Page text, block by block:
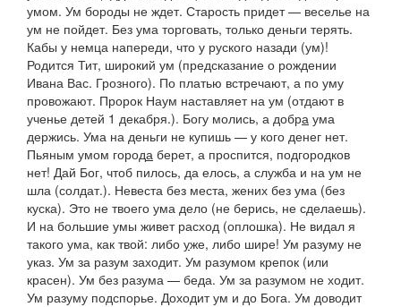
умом. Ум бороды не ждет. Старость придет — веселье на
ум не пойдет. Без ума торговать, только деньги терять.
Кабы у немца напереди, что у руского назади (ум)!
Родится Тит, широкий ум (предсказание о рождении
Ивана Вас. Грозного). По платью встречают, а по уму
провожают. Пророк Наум наставляет на ум (отдают в
ученье детей 1 декабря.). Богу молись, а добра ума
держись. Ума на деньги не купишь — у кого денег нет.
Пьяным умом города берет, а проспится, подгородков
нет! Дай Бог, чтоб пилось, да елось, а служба и на ум не
шла (солдат.). Невеста без места, жених без ума (без
куска). Это не твоего ума дело (не берись, не сделаешь).
И на большие умы живет расход (оплошка). Не видал я
такого ума, как твой: либо уже, либо шире! Ум разуму не
указ. Ум за разум заходит. Ум разумом крепок (или
красен). Ум без разума — беда. Ум за разумом не ходит.
Ум разуму подспорье. Доходит ум и до Бога. Ум доводит